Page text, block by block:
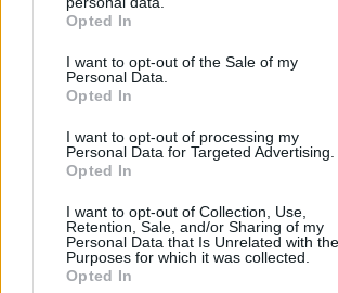
grant or deny consent to Google and its
use your data for below specified purposes
consent section.
Opted In
I want to opt-out of the Sale of my
Personal Data.
Opted In
I want to opt-out of processing my
Personal Data for Targeted Advertising.
Opted In
I want to opt-out of Collection, Use,
Retention, Sale, and/or Sharing of my
Personal Data that Is Unrelated with the
Purposes for which it was collected.
Opted In
ΡΟΗ ΕΙΔΗΣΕΩΝ
Ειδήσεις
Μπλόκο της Γαλλίας στις ανεπιθύμητες
κλήσεις, πότε ξεκινά η απαγόρευση
πριν 9 λεπτά
Ισόβια στον 25χρονο Αφγανό που
ανθρώπους ρίχνοντας το ΙΧ του σε
Μόναχο
πριν 11 λεπτά